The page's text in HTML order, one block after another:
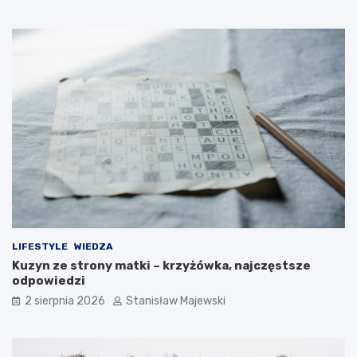
LIFESTYLE WIEDZA
Kuzyn ze strony matki – krzyżówka, najczęstsze
odpowiedzi
2 sierpnia 2026 Stanisław Majewski